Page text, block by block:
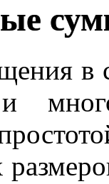
в